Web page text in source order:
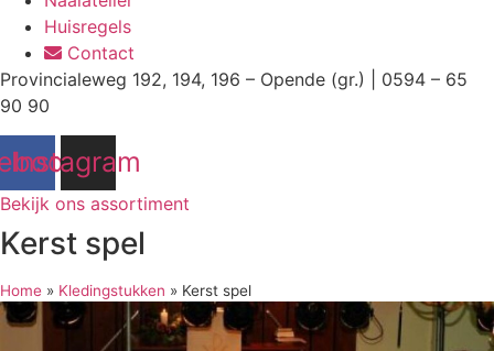
Huisregels
Contact
Provincialeweg 192, 194, 196 – Opende (gr.) | 0594 – 65
90 90
Instagram
Bekijk ons assortiment
Kerst spel
Home » Kledingstukken » Kerst spel